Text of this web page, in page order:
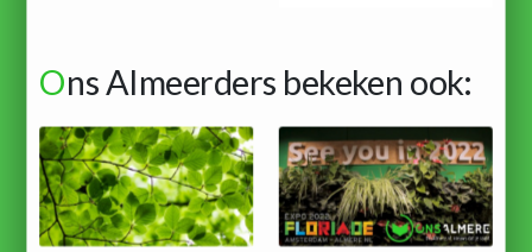
Ons Almeerders bekeken ook: